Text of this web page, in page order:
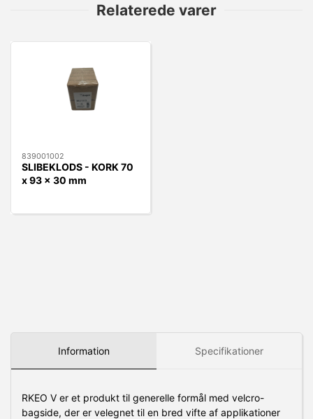
Relaterede varer
839001002
SLIBEKLODS - KORK 70
x 93 x 30 mm
Information Specifikationer
RKEO V er et produkt til generelle formål med velcro-
bagside, der er velegnet til en bred vifte af applikationer